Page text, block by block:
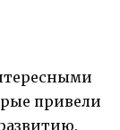
привели